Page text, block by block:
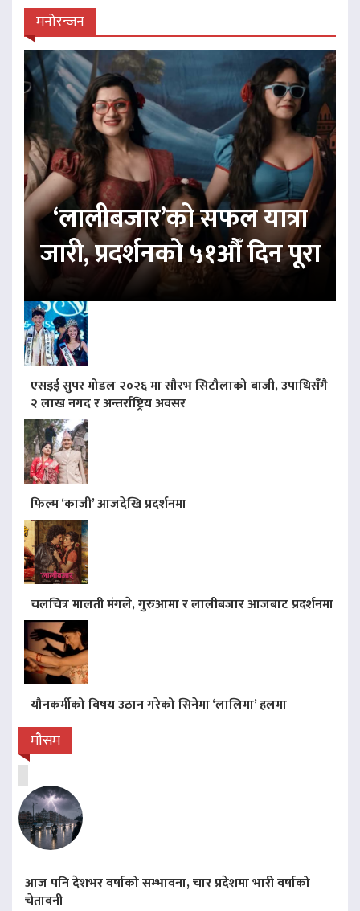
मनोरन्जन
‘लालीबजार’को सफल यात्रा
जारी, प्रदर्शनको ५१औँ दिन पूरा
एसइई सुपर मोडल २०२६ मा सौरभ सिटौलाको बाजी, उपाधिसँगै
२ लाख नगद र अन्तर्राष्ट्रिय अवसर
फिल्म ‘काजी’ आजदेखि प्रदर्शनमा
चलचित्र मालती मंगले, गुरुआमा र लालीबजार आजबाट प्रदर्शनमा
यौनकर्मीको विषय उठान गरेको सिनेमा ‘लालिमा’ हलमा
मौसम
आज पनि देशभर वर्षाको सम्भावना, चार प्रदेशमा भारी वर्षाको
चेतावनी